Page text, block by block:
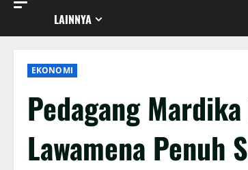
LAINNYA
EKONOMI
Pedagang
Lawamena Penuh